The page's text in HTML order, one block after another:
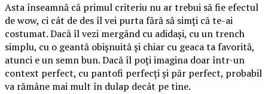
Asta înseamnă că primul criteriu nu ar trebui să fie efectul
de wow, ci cât de des îl vei purta fără să simți că te-ai
costumat. Dacă îl vezi mergând cu adidași, cu un trench
simplu, cu o geantă obișnuită și chiar cu geaca ta favorită,
atunci e un semn bun. Dacă îl poți imagina doar într-un
context perfect, cu pantofi perfecți și păr perfect, probabil
va rămâne mai mult în dulap decât pe tine.